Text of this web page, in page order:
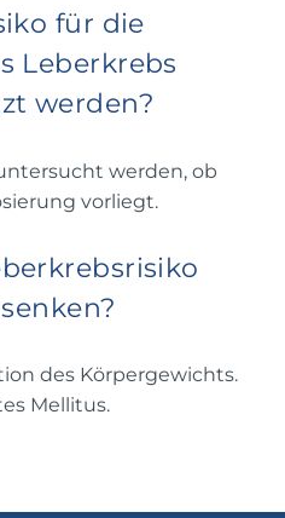
für die
Leberkrebs
werden?
werden, ob
vorliegt.
des Körpergewichts.
Mellitus.